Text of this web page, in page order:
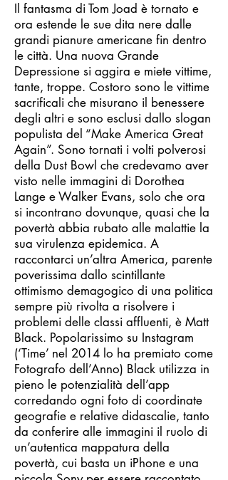
Il fantasma di Tom Joad è tornato e
ora estende le sue dita nere dalle
grandi pianure americane fin dentro
le città. Una nuova Grande
Depressione si aggira e miete vittime,
tante, troppe. Costoro sono le vittime
sacrificali che misurano il benessere
degli altri e sono esclusi dallo slogan
populista del “Make America Great
Again”. Sono tornati i volti polverosi
della Dust Bowl che credevamo aver
visto nelle immagini di Dorothea
Lange e Walker Evans, solo che ora
si incontrano dovunque, quasi che la
povertà abbia rubato alle malattie la
sua virulenza epidemica. A
raccontarci un’altra America, parente
poverissima dallo scintillante
ottimismo demagogico di una politica
sempre più rivolta a risolvere i
problemi delle classi affluenti, è Matt
Black. Popolarissimo su Instagram
(‘Time’ nel 2014 lo ha premiato come
Fotografo dell’Anno) Black utilizza in
pieno le potenzialità dell’app
corredando ogni foto di coordinate
geografie e relative didascalie, tanto
da conferire alle immagini il ruolo di
un’autentica mappatura della
povertà, cui basta un iPhone e una